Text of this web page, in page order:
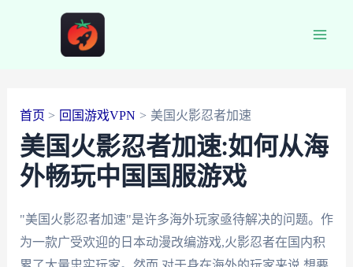
首页 回国游戏VPN 美国火影忍者加速
美国火影忍者加速:如何从海
外畅玩中国国服游戏
"美国火影忍者加速"是许多海外玩家亟待解决的问题。作
为一款广受欢迎的日本动漫改编游戏,火影忍者在国内积